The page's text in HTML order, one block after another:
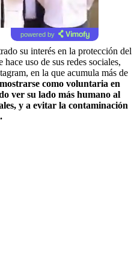
powered by
su interés en la protección del
uso de sus redes sociales,
en la que acumula más de
como voluntaria en
ver su lado más humano al
y a evitar la contaminación